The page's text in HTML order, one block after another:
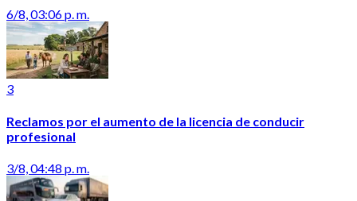
6/8, 03:06 p. m.
3
Reclamos por el aumento de la licencia de conducir
profesional
3/8, 04:48 p. m.